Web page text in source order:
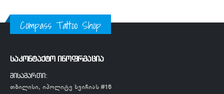
Compass Tattoo Shop
საკონტაქტო ინოფრმაცია
მისამართი:
თბილისი, იპოლიტე ხვიჩიას #16